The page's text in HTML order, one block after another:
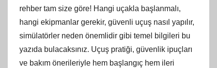
rehber tam size göre! Hangi uçakla başlanmalı,
hangi ekipmanlar gerekir, güvenli uçuş nasıl yapılır,
simülatörler neden önemlidir gibi temel bilgileri bu
yazıda bulacaksınız. Uçuş pratiği, güvenlik ipuçları
ve bakım önerileriyle hem başlangıç hem ileri